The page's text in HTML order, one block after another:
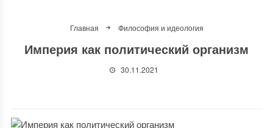
Главная Философия и идеология
Империя как политический организм
30.11.2021